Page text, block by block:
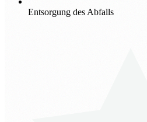
Entsorgung des Abfalls